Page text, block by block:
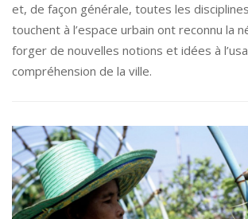
et, de façon générale, toutes les
touchent à l’espace urbain ont reconnu la
forger de nouvelles notions et idées à
compréhension de la ville.